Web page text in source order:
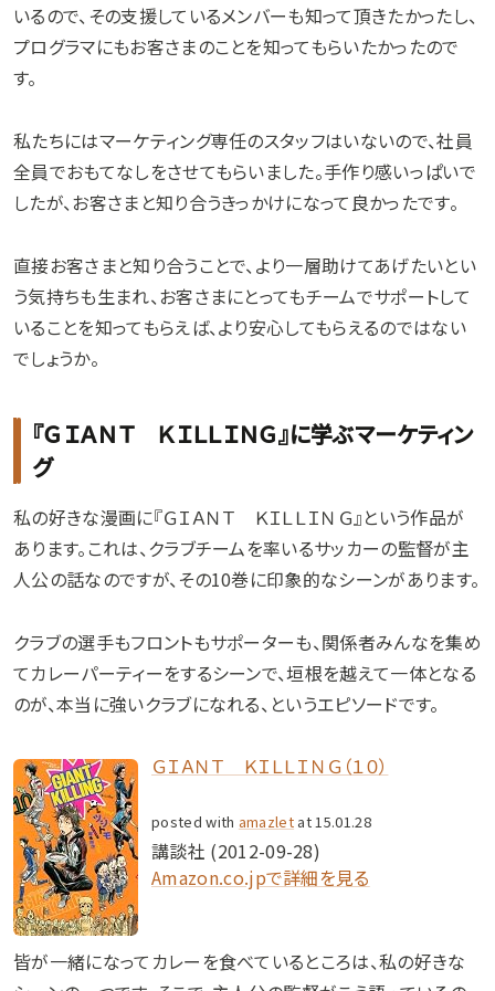
いるので、その支援しているメンバーも知って頂きたかったし、
プログラマにもお客さまのことを知ってもらいたかったので
す。
私たちにはマーケティング専任のスタッフはいないので、社員
全員でおもてなしをさせてもらいました。手作り感いっぱいで
したが、お客さまと知り合うきっかけになって良かったです。
直接お客さまと知り合うことで、より一層助けてあげたいとい
う気持ちも生まれ、お客さまにとってもチームでサポートして
いることを知ってもらえば、より安心してもらえるのではない
でしょうか。
『ＧＩＡＮＴ ＫＩＬＬＩＮＧ』に学ぶマーケティン
グ
私の好きな漫画に『ＧＩＡＮＴ ＫＩＬＬＩＮＧ』という作品が
あります。これは、クラブチームを率いるサッカーの監督が主
人公の話なのですが、その10巻に印象的なシーンがあります。
クラブの選手もフロントもサポーターも、関係者みんなを集め
てカレーパーティーをするシーンで、垣根を越えて一体となる
のが、本当に強いクラブになれる、というエピソードです。
ＧＩＡＮＴ ＫＩＬＬＩＮＧ（１０）
posted with amazlet at 15.01.28
講談社 (2012-09-28)
Amazon.co.jpで詳細を見る
皆が一緒になってカレーを食べているところは、私の好きな